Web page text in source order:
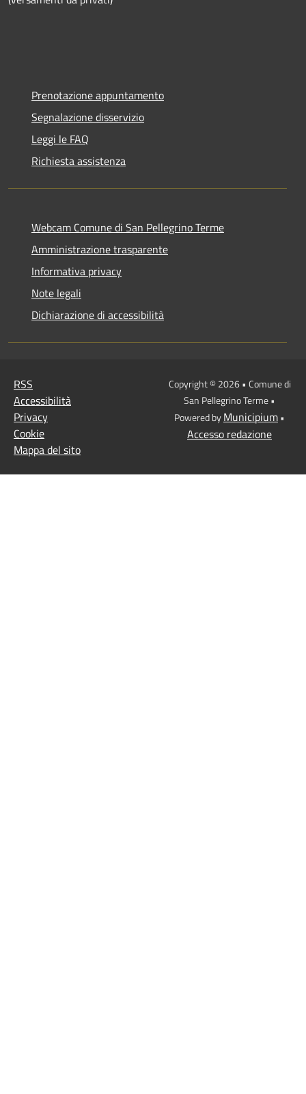
Prenotazione appuntamento
Segnalazione disservizio
Leggi le FAQ
Richiesta assistenza
Webcam Comune di San Pellegrino Terme
Amministrazione trasparente
Informativa privacy
Note legali
Dichiarazione di accessibilità
RSS
Accessibilità
Privacy
Cookie
Mappa del sito
Copyright © 2026 • Comune di
San Pellegrino Terme •
Powered byMunicipium•
Accesso redazione